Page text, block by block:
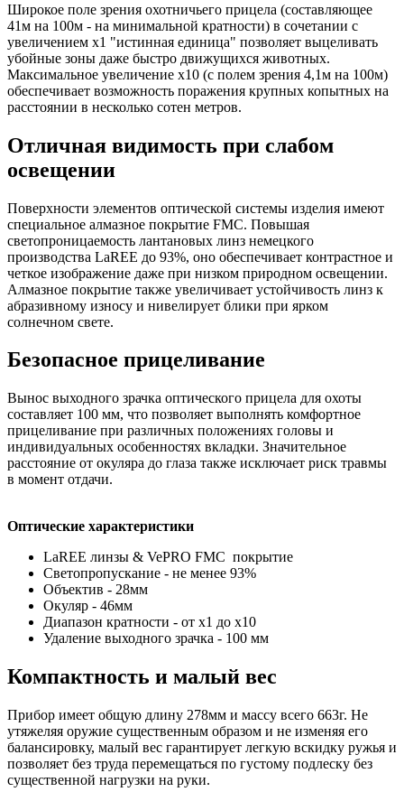
Широкое поле зрения охотничьего прицела (составляющее
41м на 100м - на минимальной кратности) в сочетании с
увеличением х1 "истинная единица" позволяет выцеливать
убойные зоны даже быстро движущихся животных.
Максимальное увеличение х10 (с полем зрения 4,1м на 100м)
обеспечивает возможность поражения крупных копытных на
расстоянии в несколько сотен метров.
Отличная видимость при слабом
освещении
Поверхности элементов оптической системы изделия имеют
специальное алмазное покрытие FMC. Повышая
светопроницаемость лантановых линз немецкого
производства LaREE до 93%, оно обеспечивает контрастное и
четкое изображение даже при низком природном освещении.
Алмазное покрытие также увеличивает устойчивость линз к
абразивному износу и нивелирует блики при ярком
солнечном свете.
Безопасное прицеливание
Вынос выходного зрачка оптического прицела для охоты
составляет 100 мм, что позволяет выполнять комфортное
прицеливание при различных положениях головы и
индивидуальных особенностях вкладки. Значительное
расстояние от окуляра до глаза также исключает риск травмы
в момент отдачи.
Оптические характеристики
LaREE линзы & VePRO FMC покрытие
Светопропускание - не менее 93%
Объектив - 28мм
Окуляр - 46мм
Диапазон кратности - от х1 до х10
Удаление выходного зрачка - 100 мм
Компактность и малый вес
Прибор имеет общую длину 278мм и массу всего 663г. Не
утяжеляя оружие существенным образом и не изменяя его
балансировку, малый вес гарантирует легкую вскидку ружья и
позволяет без труда перемещаться по густому подлеску без
существенной нагрузки на руки.